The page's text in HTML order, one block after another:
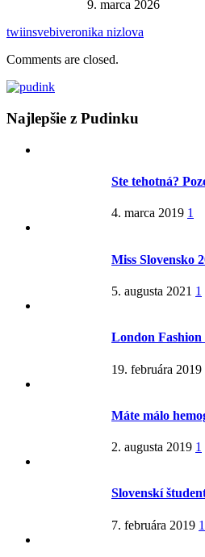
9. marca 2026
twiinsvebiveronika nizlova
Comments are closed.
Najlepšie z Pudinku
Ste tehotná?
4. marca 2019 1
Miss Slovensko
5. augusta 2021 1
London Fashion
19. februára 2019
Máte málo
2. augusta 2019 1
Slovenskí
7. februára 2019 1